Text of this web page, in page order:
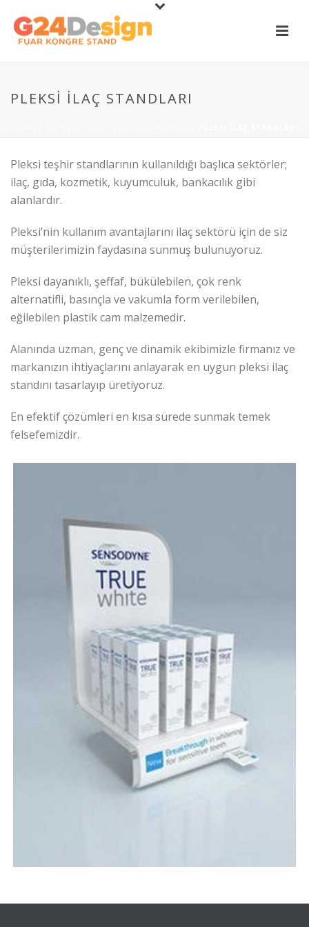
PLEKSI İLAÇ STANDLARI
Pleksi teşhir standlarının kullanıldığı başlıca sektörler;
ilaç, gıda, kozmetik, kuyumculuk, bankacılık gibi
alanlardır.
Pleksi’nin kullanım avantajlarını ilaç sektörü için de siz
müşterilerimizin faydasına sunmuş bulunuyoruz.
Pleksi dayanıklı, şeffaf, bükülebilen, çok renk
alternatifli, basınçla ve vakumla form verilebilen,
eğilebilen plastik cam malzemedir.
Alanında uzman, genç ve dinamik ekibimizle firmanız ve
markanızın ihtiyaçlarını anlayarak en uygun pleksi ilaç
standını tasarlayıp üretiyoruz.
En efektif çözümleri en kısa sürede sunmak temek
felsefemizdir.